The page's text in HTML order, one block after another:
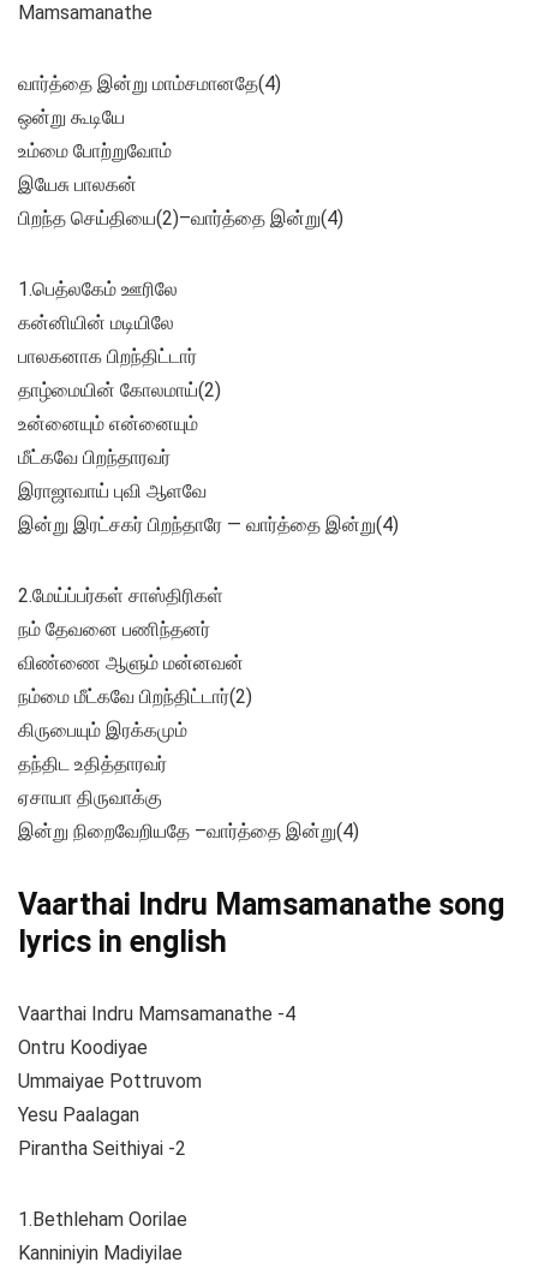
Mamsamanathe
வார்த்தை இன்று மாம்சமானதே(4)
ஒன்று கூடியே
உம்மை போற்றுவோம்
இயேசு பாலகன்
பிறந்த செய்தியை(2)–வார்த்தை இன்று(4)
1.பெத்லகேம் ஊரிலே
கன்னியின் மடியிலே
பாலகனாக பிறந்திட்டார்
தாழ்மையின் கோலமாய்(2)
உன்னையும் என்னையும்
மீட்கவே பிறந்தாரவர்
இராஜாவாய் புவி ஆளவே
இன்று இரட்சகர் பிறந்தாரே — வார்த்தை இன்று(4)
2.மேய்ப்பர்கள் சாஸ்திரிகள்
நம் தேவனை பணிந்தனர்
விண்ணை ஆளும் மன்னவன்
நம்மை மீட்கவே பிறந்திட்டார்(2)
கிருபையும் இரக்கமும்
தந்திட உதித்தாரவர்
ஏசாயா திருவாக்கு
இன்று நிறைவேறியதே –வார்த்தை இன்று(4)
Vaarthai Indru Mamsamanathe song
lyrics in english
Vaarthai Indru Mamsamanathe -4
Ontru Koodiyae
Ummaiyae Pottruvom
Yesu Paalagan
Pirantha Seithiyai -2
1.Bethleham Oorilae
Kanniniyin Madiyilae